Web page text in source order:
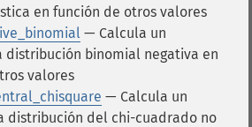
en función de otros valores
— Calcula un
distribución binomial negativa en
valores
— Calcula un
distribución del chi-cuadrado no